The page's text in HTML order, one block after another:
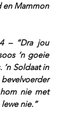
en Mammon
– “Dra jou
‘n goeie
’n Soldaat in
nie met
nie.”